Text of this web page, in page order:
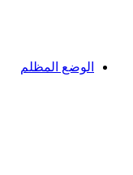
الوضع المظلم